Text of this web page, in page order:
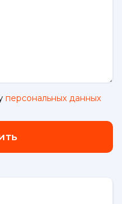
персональных данных